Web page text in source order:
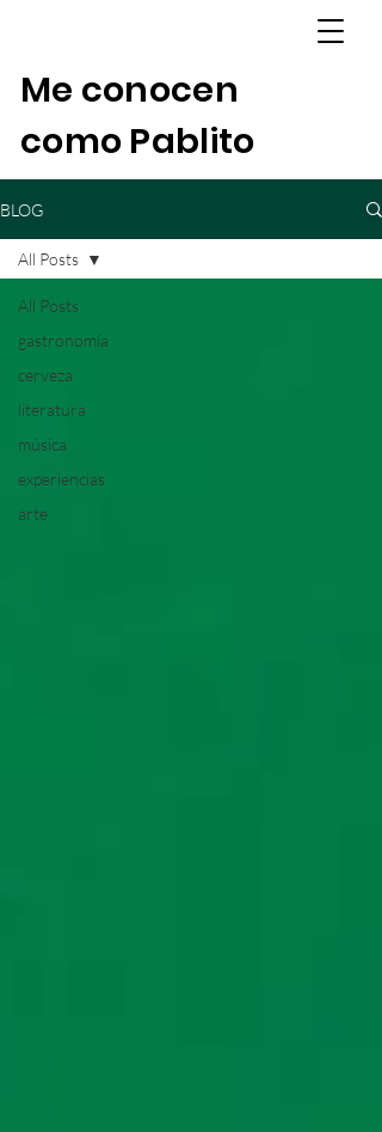
Me conocen
como Pablito
BLOG
All Posts
gastronomía
cerveza
literatura
música
experiencias
arte
All Posts